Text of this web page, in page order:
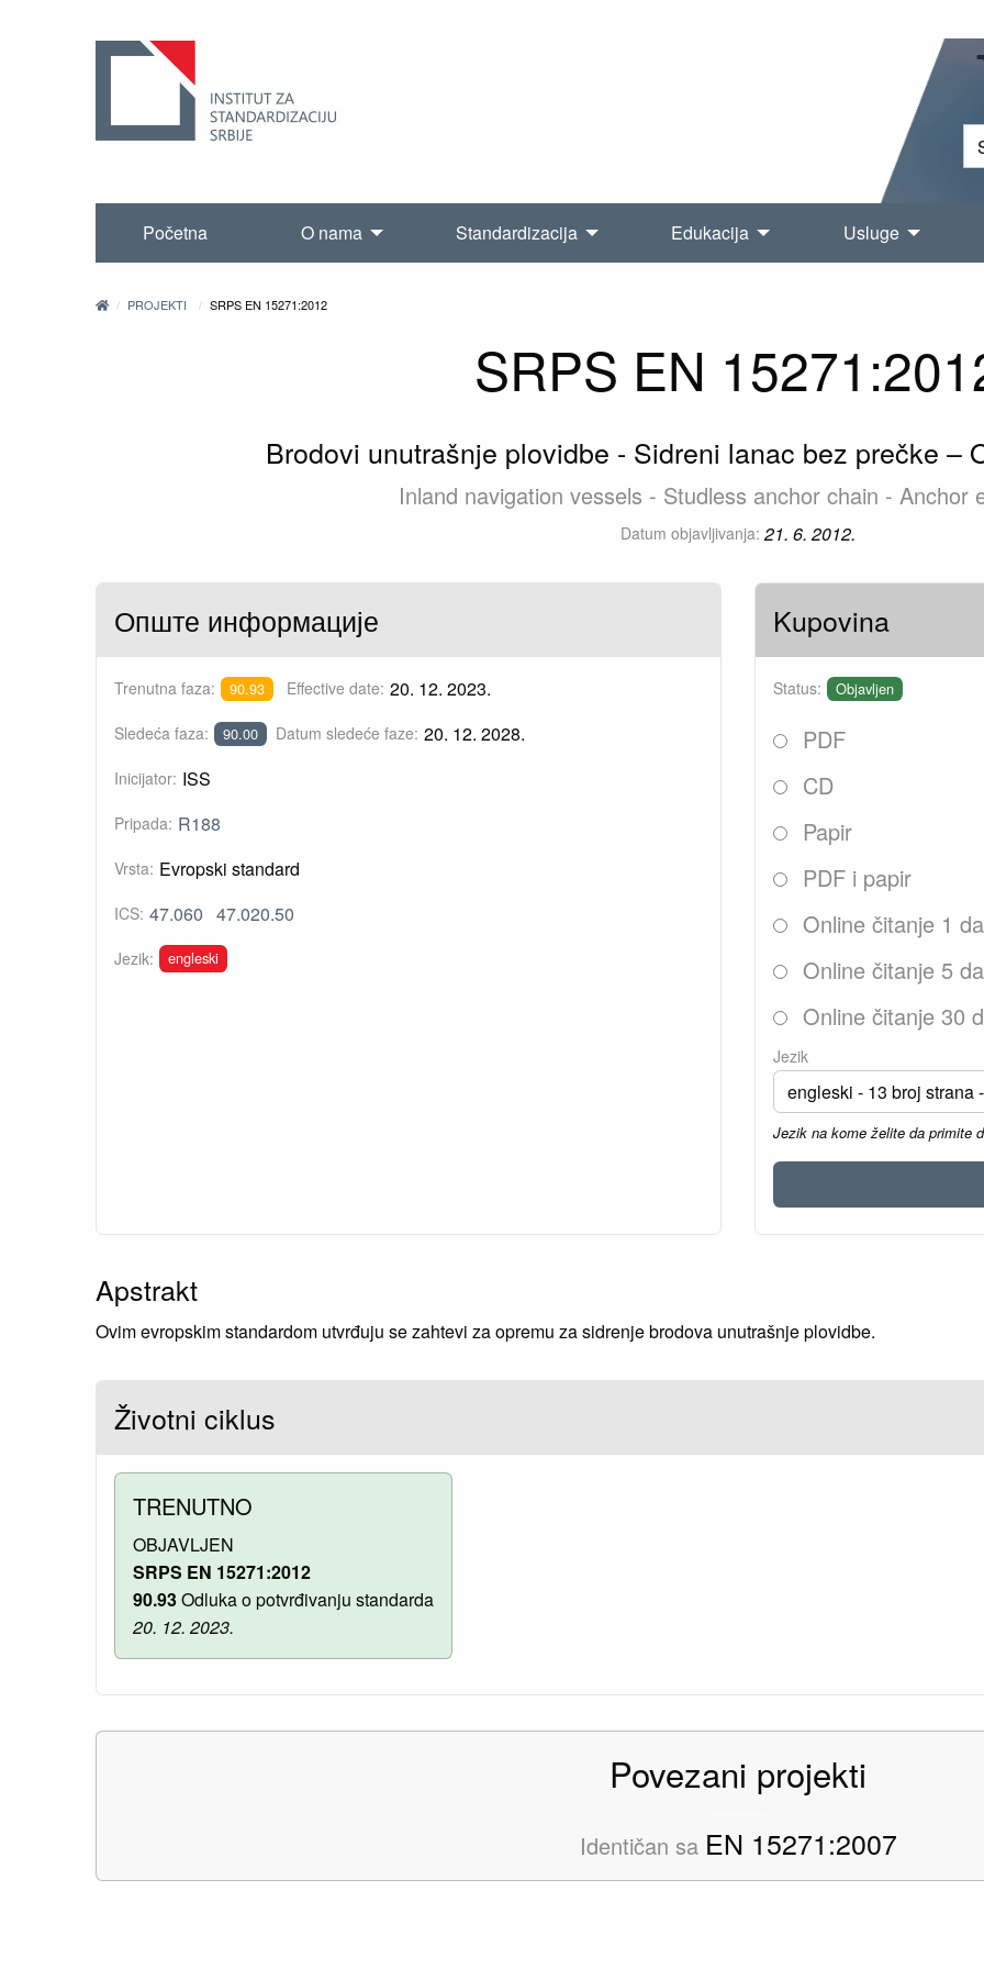
Početna O nama Standardizacija Edukacija Usluge
PROJEKTI SRPS EN 15271:2012
SRPS EN
Brodovi unutrašnje plovidbe - Sidreni lanac bez prečke –
Inland navigation vessels - Studless anchor chain - Anchor
Datum objavljivanja: 21. 6. 2012.
Опште информације
Trenutna faza: 90.93 Effective date: 20. 12. 2023.
Sledeća faza: 90.00 Datum sledeće faze: 20. 12. 2028.
Inicijator: ISS
Pripada: R188
Vrsta: Evropski standard
ICS: 47.060 47.020.50
Jezik: engleski
Kupovina
Status: Objavljen
PDF
CD
Papir
PDF i papir
Online čitanje 1
Online čitanje 5
Online čitanje 30
Jezik
Jezik na kome želite da primite
Apstrakt
Ovim evropskim standardom utvrđuju se zahtevi za opremu za sidrenje brodova unutrašnje plovidbe.
Životni ciklus
TRENUTNO
OBJAVLJEN
SRPS EN 15271:2012
90.93Odluka o potvrđivanju standarda
20. 12. 2023.
Povezani projekti
Identičan sa EN 15271:2007